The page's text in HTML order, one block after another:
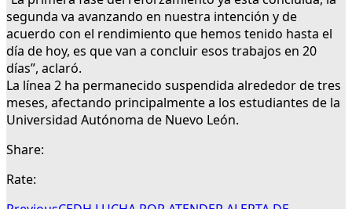
segunda va avanzando en nuestra intención y de
acuerdo con el rendimiento que hemos tenido hasta el
día de hoy, es que van a concluir esos trabajos en 20
días”, aclaró.
La línea 2 ha permanecido suspendida alrededor de tres
meses, afectando principalmente a los estudiantes de la
Universidad Autónoma de Nuevo León.
Share:
Rate: